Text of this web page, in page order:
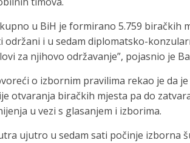
u BiH je formirano 5.759 biračkih
održani i u sedam diplomatsko-
za njihovo održavanje”, pojasnio je
o izbornim pravilima rekao je da
otvaranja biračkih mjesta pa do
u vezi s glasanjem i izborima.
ujutro u sedam sati počinje izborna